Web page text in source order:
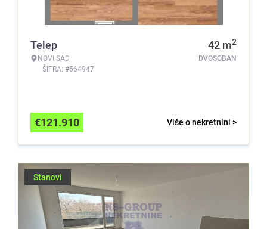
Telep
NOVI SAD
ŠIFRA: #564947
42 m2
DVOSOBAN
Više o nekretnini >
€121.910
Stanovi